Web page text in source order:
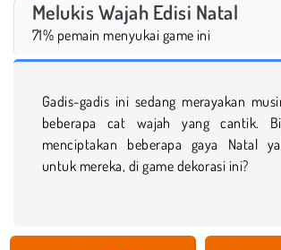
Melukis Wajah Edisi Natal
71% pemain menyukai game ini
Gadis-gadis ini sedang merayakan
beberapa cat wajah yang cantik.
menciptakan beberapa gaya Natal
untuk mereka, di game dekorasi ini?